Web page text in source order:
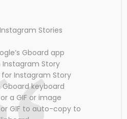
Stories
Gboard app
Instagram Story
Instagram Story
keyboard
a GIF or image
GIF to auto-copy to